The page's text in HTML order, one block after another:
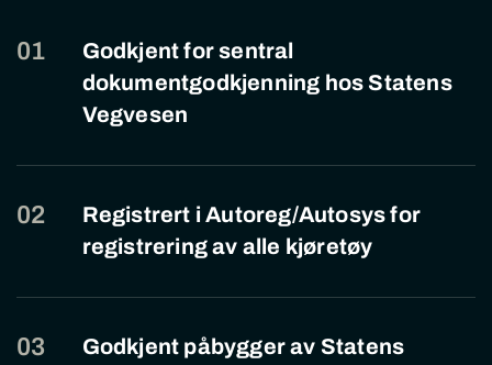
01
Godkjent for sentral
dokumentgodkjenning hos Statens
Vegvesen
02
Registrert i Autoreg/Autosys for
registrering av alle kjøretøy
03
Godkjent påbygger av Statens